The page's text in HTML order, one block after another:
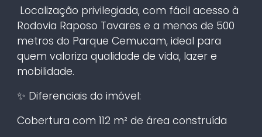
Localização privilegiada, com fácil acesso à
Rodovia Raposo Tavares e a menos de 500
metros do Parque Cemucam, ideal para
quem valoriza qualidade de vida, lazer e
mobilidade.
✨ Diferenciais do imóvel:
Cobertura com 112 m² de área construída